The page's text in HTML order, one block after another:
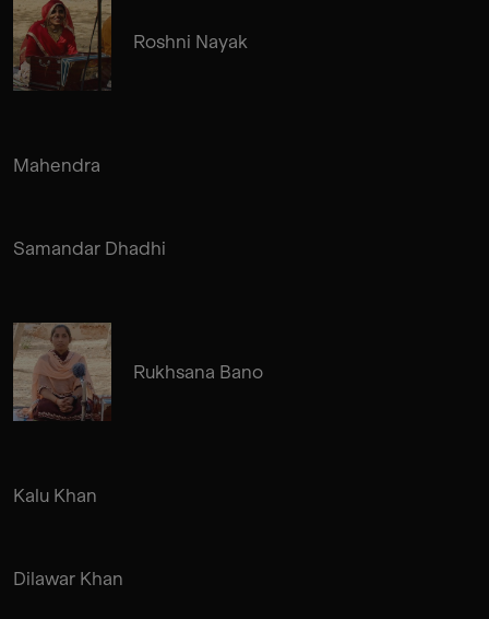
Roshni Nayak
Mahendra
Samandar Dhadhi
Rukhsana Bano
Kalu Khan
Dilawar Khan